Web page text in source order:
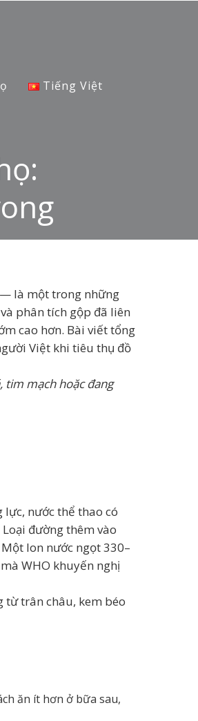
Tiếng Việt
— là một trong những
phân tích gộp đã liên
cao hơn. Bài viết tổng
Việt khi tiêu thụ đồ
tim mạch hoặc đang
lực, nước thể thao có
đường thêm vào
lon nước ngọt 330–
WHO khuyến nghị
trân châu, kem béo
ăn ít hơn ở bữa sau,